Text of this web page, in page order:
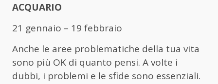
ACQUARIO
21 gennaio – 19 febbraio
Anche le aree problematiche della tua vita
sono più OK di quanto pensi. A volte i
dubbi, i problemi e le sfide sono essenziali.